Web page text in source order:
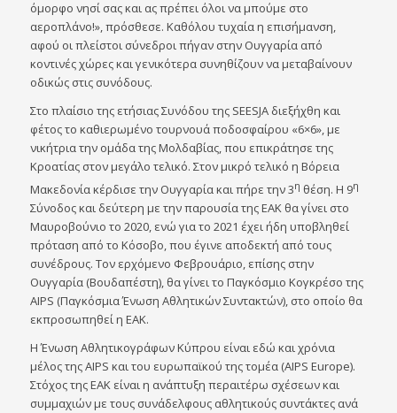
όμορφο νησί σας και ας πρέπει όλοι να μπούμε στο
αεροπλάνο!», πρόσθεσε. Καθόλου τυχαία η επισήμανση,
αφού οι πλείστοι σύνεδροι πήγαν στην Ουγγαρία από
κοντινές χώρες και γενικότερα συνηθίζουν να μεταβαίνουν
οδικώς στις συνόδους.
Στο πλαίσιο της ετήσιας Συνόδου της SEESJA διεξήχθη και
φέτος το καθιερωμένο τουρνουά ποδοσφαίρου «6×6», με
νικήτρια την ομάδα της Μολδαβίας, που επικράτησε της
Κροατίας στον μεγάλο τελικό. Στον μικρό τελικό η Βόρεια
Μακεδονία κέρδισε την Ουγγαρία και πήρε την 3η θέση. Η 9η
Σύνοδος και δεύτερη με την παρουσία της ΕΑΚ θα γίνει στο
Μαυροβούνιο το 2020, ενώ για το 2021 έχει ήδη υποβληθεί
πρόταση από το Κόσοβο, που έγινε αποδεκτή από τους
συνέδρους. Τον ερχόμενο Φεβρουάριο, επίσης στην
Ουγγαρία (Βουδαπέστη), θα γίνει το Παγκόσμιο Κογκρέσο της
AIPS (Παγκόσμια Ένωση Αθλητικών Συντακτών), στο οποίο θα
εκπροσωπηθεί η ΕΑΚ.
Η Ένωση Αθλητικογράφων Κύπρου είναι εδώ και χρόνια
μέλος της AIPS και του ευρωπαϊκού της τομέα (AIPS Europe).
Στόχος της ΕΑΚ είναι η ανάπτυξη περαιτέρω σχέσεων και
συμμαχιών με τους συνάδελφους αθλητικούς συντάκτες ανά